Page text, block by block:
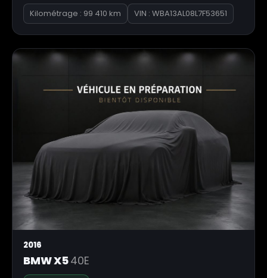
Kilométrage : 99 410 km VIN : WBA13AL08L7F53651
2016
BMW X540E